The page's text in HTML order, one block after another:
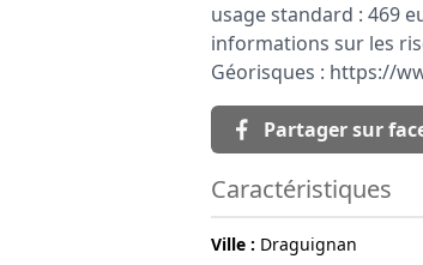
usage standard : 469
informations sur les
Géorisques : https://
Partager sur
Caractéristiques
ville : Draguignan